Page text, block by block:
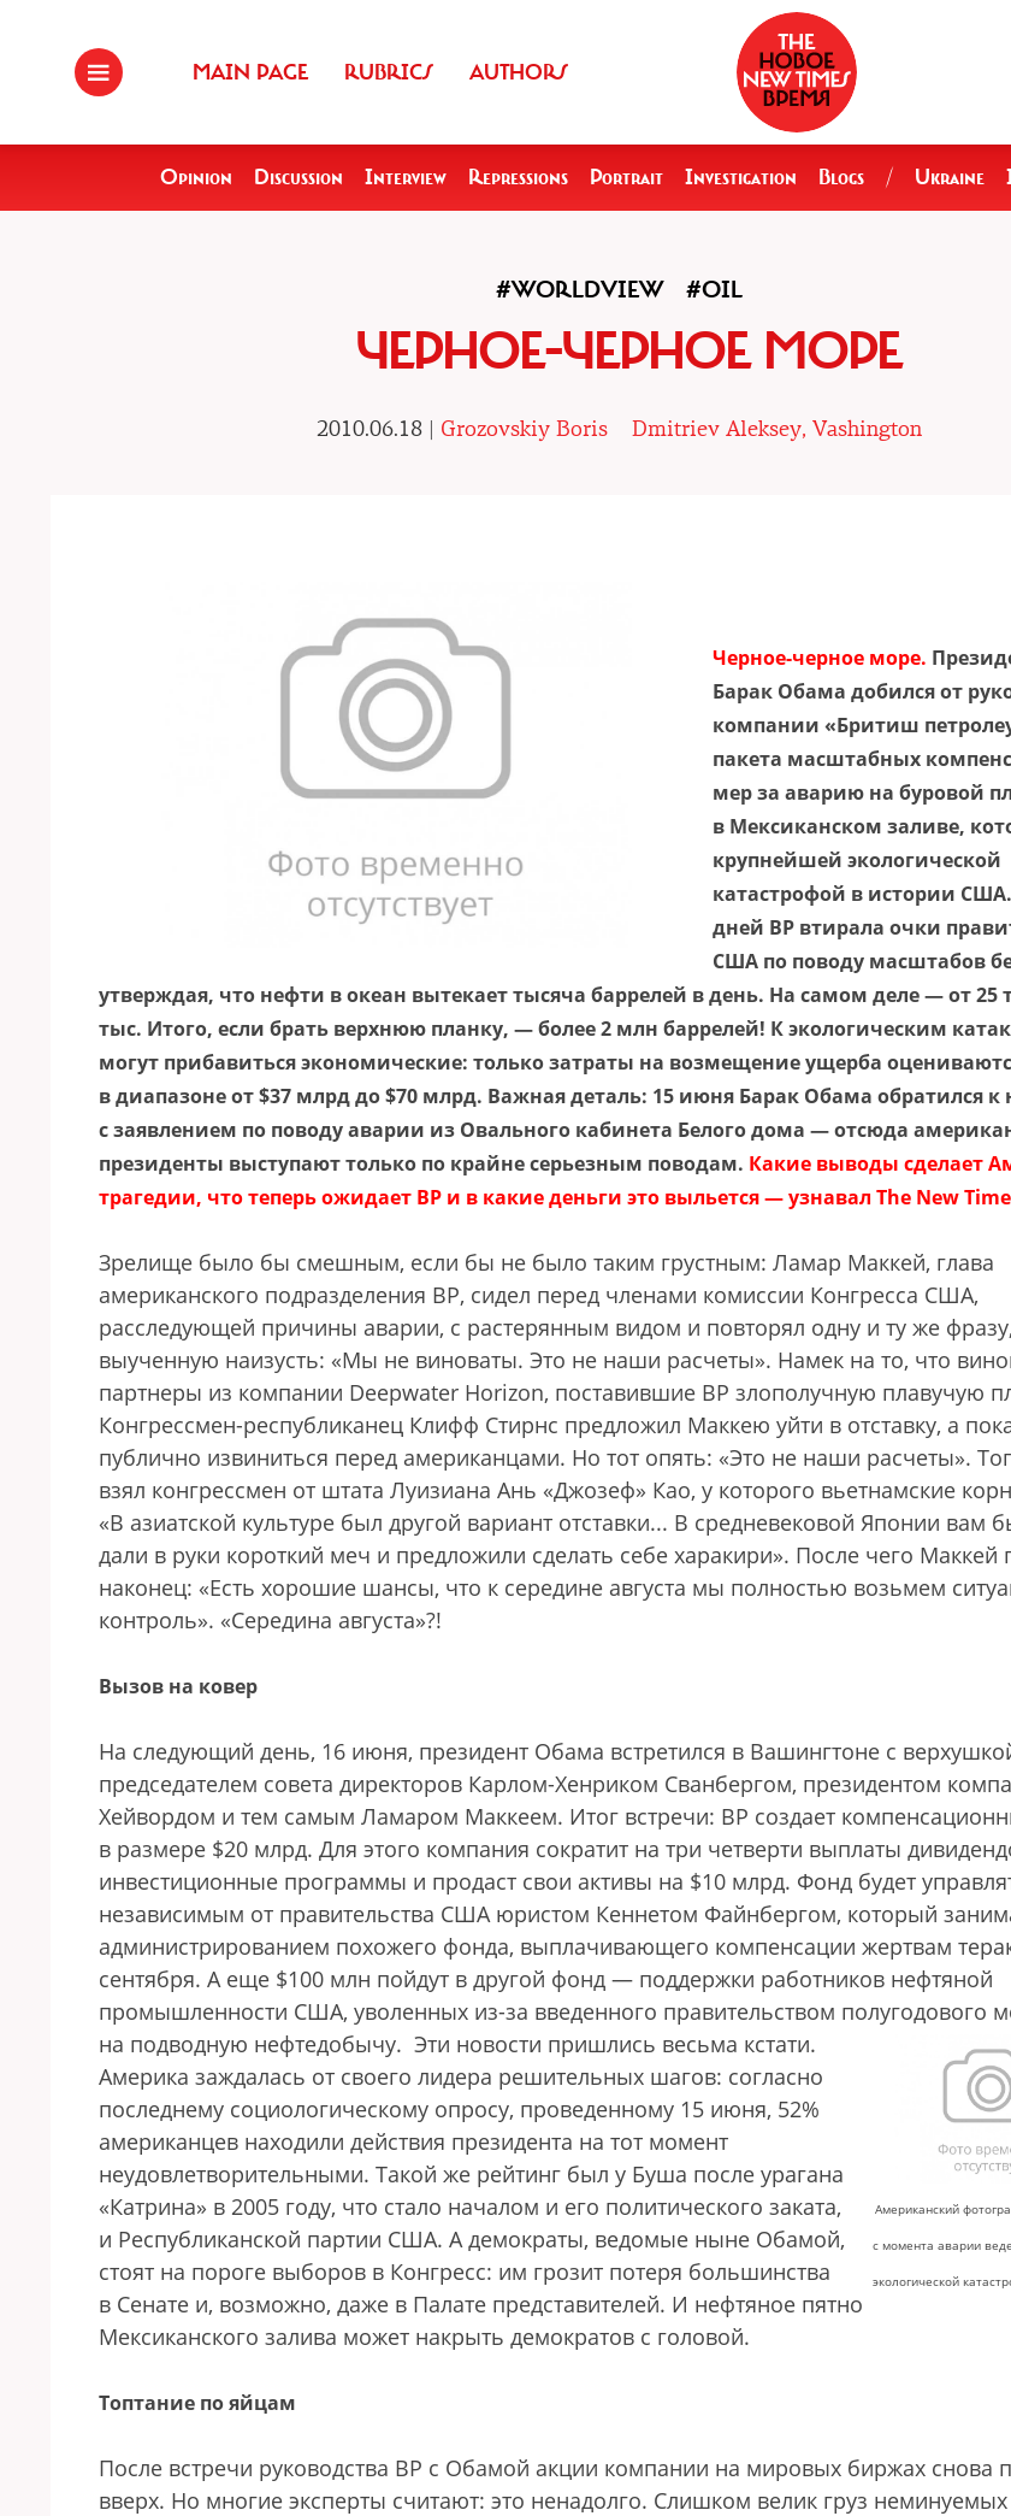
MAIN PAGE RUBRICS AUTHORS
Opinion Discussion Interview Repressions Portrait Investigation Blogs / Ukraine
#WORLDVIEW #OIL
ЧЕРНОЕ-ЧЕРНОЕ МОРЕ
2010.06.18 | Grozovskiy Boris Dmitriev Aleksey, Vashington
Черное-черное море.
Барак Обама добился от
компании «Бритиш
пакета масштабных
мер за аварию на буровой
в Мексиканском заливе,
крупнейшей экологической
катастрофой в истории
дней BP втирала очки
США по поводу масштабов
утверждая, что нефти в океан вытекает тысяча баррелей в день. На самом деле — от 25
тыс. Итого, если брать верхнюю планку, — более 2 млн баррелей! К экологическим
могут прибавиться экономические: только затраты на возмещение ущерба
в диапазоне от $37 млрд до $70 млрд. Важная деталь: 15 июня Барак Обама обратился к
с заявлением по поводу аварии из Овального кабинета Белого дома — отсюда
президенты выступают только по крайне серьезным поводам. Какие выводы сделает
трагедии, что теперь ожидает BP и в какие деньги это выльется — узнавал The New
Зрелище было бы смешным, если бы не было таким грустным: Ламар Маккей, глава
американского подразделения BP, cидел перед членами комиссии Конгресса США,
расследующей причины аварии, с растерянным видом и повторял одну и ту же
выученную наизусть: «Мы не виноваты. Это не наши расчеты». Намек на то, что
партнеры из компании Deepwater Horizon, поставившие BP злополучную плавучую
Конгрессмен-республиканец Клифф Стирнс предложил Маккею уйти в отставку, а
публично извиниться перед американцами. Но тот опять: «Это не наши расчеты».
взял конгрессмен от штата Луизиана Ань «Джозеф» Као, у которого вьетнамские
«В азиатской культуре был другой вариант отставки... В средневековой Японии вам
дали в руки короткий меч и предложили сделать себе харакири». После чего
наконец: «Есть хорошие шансы, что к середине августа мы полностью возьмем
контроль». «Середина августа»?!
Вызов на ковер
На следующий день, 16 июня, президент Обама встретился в Вашингтоне с
председателем совета директоров Карлом-Хенриком Сванбергом, президентом
Хейвордом и тем самым Ламаром Маккеем. Итог встречи: BP cоздает
в размере $20 млрд. Для этого компания сократит на три четверти выплаты
инвестиционные программы и продаст свои активы на $10 млрд. Фонд будет
независимым от правительства США юристом Кеннетом Файнбергом, который
администрированием похожего фонда, выплачивающего компенсации жертвам
сентября. А еще $100 млн пойдут в другой фонд — поддержки работников нефтяной
промышленности США, уволенных из-за введенного правительством полугодового
на подводную нефтедобычу.
Американский
с момента аварии
экологической
Эти новости пришлись весьма кстати.
Америка заждалась от своего лидера решительных шагов: согласно
последнему социологическому опросу, проведенному 15 июня, 52%
американцев находили действия президента на тот момент
неудовлетворительными. Такой же рейтинг был у Буша после урагана
«Кат­рина» в 2005 году, что стало началом и его политического заката,
и Республиканской партии США. А демократы, ведомые ныне Обамой,
стоят на пороге выборов в Конгресс: им грозит потеря большинства
в Сенате и, возможно, даже в Палате представителей. И неф­тяное пятно
Мексиканского залива может накрыть демократов с головой.
Топтание по яйцам
После встречи руководства BP c Обамой акции компании на мировых биржах cнова
вверх. Но многие эксперты считают: это ненадолго. Слишком велик груз неминуемых